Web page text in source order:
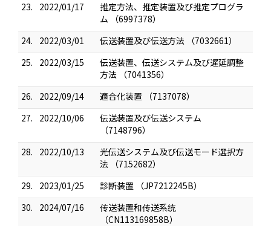
23.
2022/01/17
推定方法、推定装置及び推定プログラ
ム （6997378）
24.
2022/03/01
伝送装置及び伝送方法 （7032661）
25.
2022/03/15
伝送装置、伝送システム及び遅延調整
方法 （7041356）
26.
2022/09/14
適合化装置 （7137078）
27.
2022/10/06
伝送装置及び伝送システム
（7148796）
28.
2022/10/13
光伝送システム及び伝送モード選択方
法 （7152682）
29.
2023/01/25
診断装置 （JP7212245B）
30.
2024/07/16
传送装置和传送系统
（CN113169858B）